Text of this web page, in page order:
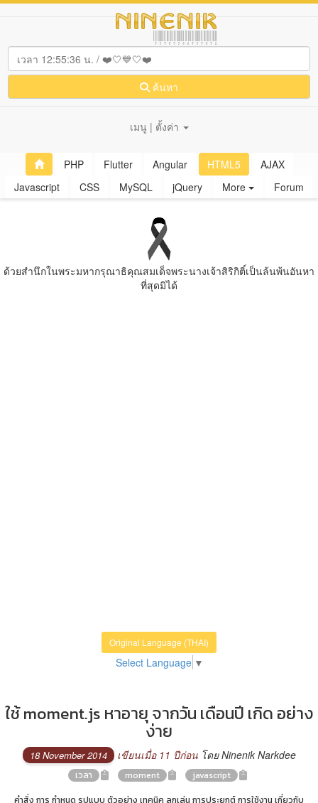
ค้นหา
เมนู | ตั้งค่า
PHP Flutter Angular HTML5
AJAX
Javascript
CSS MySQL jQuery More Forum
ด้วยสํานึกในพระมหากรุณาธิคุณสมเด็จพระนางเจ้าสิริกิติ์เป็นล้นพ้นอันหา
ที่สุดมิได้
Original Language (THAI)
Select Language ▼
ใช้ moment.js หาอายุ จากวัน เดือนปี เกิด อย่าง
ง่าย
18 November 2014 เขียนเมื่อ 11 ปีก่อนโดย Ninenik Narkdee
เวลา moment
javascript
คำสั่ง การ กำหนด รูปแบบ ตัวอย่าง เทคนิค ลูกเล่น การประยุกต์ การใช้งาน เกี่ยวกับ